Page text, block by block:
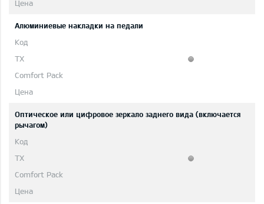
Aлюминиевые накладки на педали
Оптическое или цифровое зеркало заднего вида (включается
рычагом)